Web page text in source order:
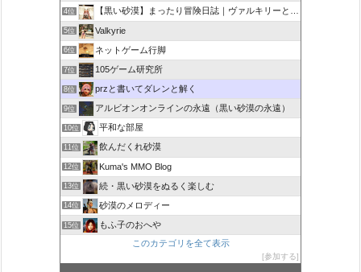
4位 【黒い砂漠】まったり冒険日誌｜ヴァルキリーと闇の精霊の旅
5位 Valkyrie
6位 ネットゲーム行脚
7位 105ゲーム研究所
8位 przと書いてダレンと解く
9位 アルビオンオンラインの永遠（黒い砂漠の永遠）
10位 平和な部屋
11位 飲んだくれ砂漠
12位 Kuma's MMO Blog
13位 続・黒い砂漠をぬるく楽しむ
14位 砂漠のメロディー
15位
もふ子のおへや
このカテゴリを全て表示
参加する